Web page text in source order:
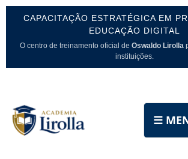
CAPACITAÇÃO ESTRATÉGICA EM
EDUCAÇÃO DIGITAL
O centro de treinamento oficial de Oswaldo Lirolla
instituições.
☰